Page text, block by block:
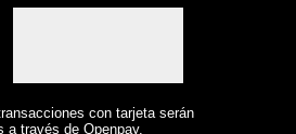
con tarjeta serán
a través de Openpay.